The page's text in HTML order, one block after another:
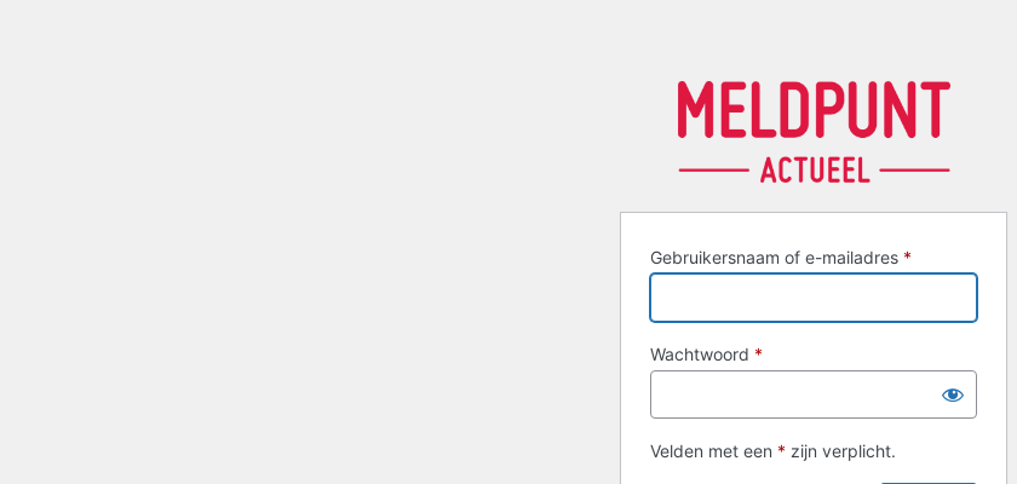
Gebruikersnaam of e-mailadres *
Wachtwoord *
Velden met een * zijn verplicht.